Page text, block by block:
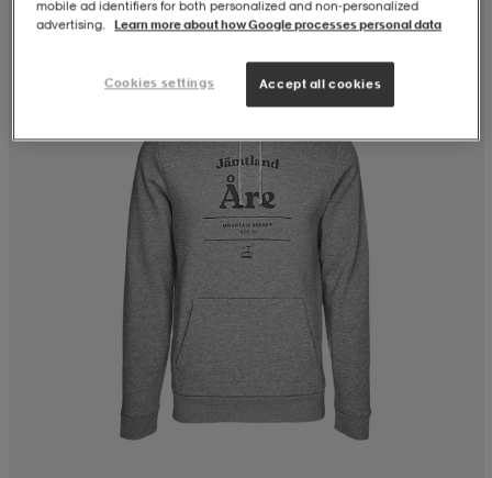
mobile ad identifiers for both personalized and non‑personalized
advertising.
Learn more about how Google processes personal data
Cookies settings Accept all cookies